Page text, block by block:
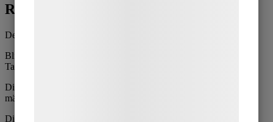
Recensioner
Det finns inga recensioner än.
Bli först med att recensera ”Utbildning i Tatuerings borttagning,
Tatuerade ögonbryn, Carbon-behandling”
Din e-postadress kommer inte publiceras.
märkta
Ditt betyg